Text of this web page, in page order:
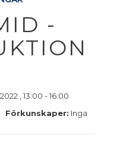
-
, 13:00 - 16:00
Förkunskaper: Inga